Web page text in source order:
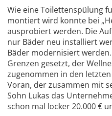
Wie eine Toilettenspülung
montiert wird konnte bei
ausprobiert werden. Die
nur Bäder neu installiert
Bäder modernisiert
Grenzen gesetzt, der
zugenommen in den
Voran, der zusammen mit
Sohn Lukas das
schon mal locker 20.000 €